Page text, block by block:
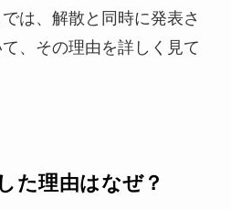
は、解散と同時に発表さ
、その理由を詳しく見て
た理由はなぜ？